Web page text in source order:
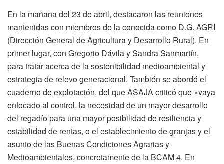
En la mañana del 23 de abril, destacaron las reuniones
mantenidas con miembros de la conocida como D.G. AGRI
(Dirección General de Agricultura y Desarrollo Rural). En
primer lugar, con Gregorio Dávila y Sandra Sanmartín,
para tratar acerca de la sostenibilidad medioambiental y
estrategia de relevo generacional. También se abordó el
cuaderno de explotación, del que ASAJA criticó que «vaya
enfocado al control, la necesidad de un mayor desarrollo
del regadío para una mayor posibilidad de resiliencia y
estabilidad de rentas, o el establecimiento de granjas y el
asunto de las Buenas Condiciones Agrarias y
Medioambientales, concretamente de la BCAM 4. En